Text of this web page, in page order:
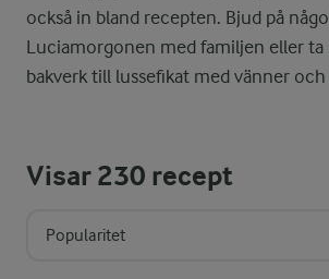
också in bland recepten. Bjud på
Luciamorgonen med familjen eller ta
bakverk till lussefikat med vänner
Visar230 recept
Popularitet